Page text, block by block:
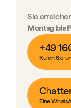
Sie
Montag bis
+49
Rufen Sie
Eine